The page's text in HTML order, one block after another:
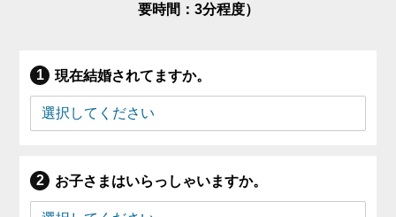
要時間：3分程度）
現在結婚されてますか。
お子さまはいらっしゃいますか。